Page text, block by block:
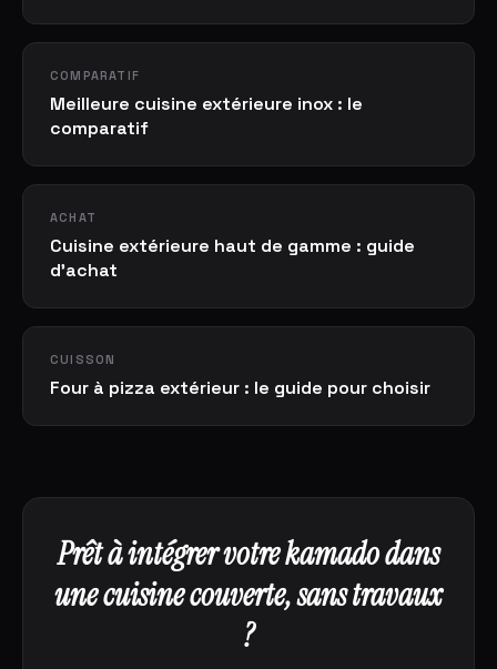
COMPARATIF
Meilleure cuisine extérieure inox : le
comparatif
ACHAT
Cuisine extérieure haut de gamme : guide
d'achat
CUISSON
Four à pizza extérieur : le guide pour choisir
Prêt à intégrer votre kamado dans
une cuisine couverte, sans travaux
?